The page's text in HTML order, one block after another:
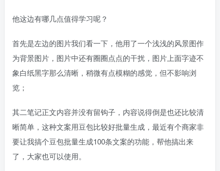
他这边有哪几点值得学习呢？
首先是左边的图片我们看一下，他用了一个浅浅的风景图作
为背景图片，图片中还有圈圈点点的干扰，图片上面字迹不
象白纸黑字那么清晰，稍微有点模糊的感觉，但不影响浏
览；
其二笔记正文内容并没有留钩子，内容说得倒是也还比较清
晰简单，这种文案用豆包比较好批量生成，最近有个商家非
要让我搞个豆包批量生成100条文案的功能，帮他搞出来
了，大家也可以使用。